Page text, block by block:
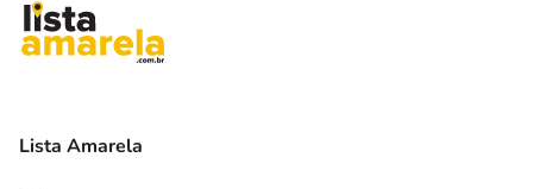
Lista Amarela